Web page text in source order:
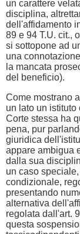
un carattere
disciplina,
dell'affidamento
89 e 94 T.U. cit.,
si sottopone ad
una
la mancata
del beneficio).
Come mostrano
un lato un
Corte stessa ha
pena, pur
giuridica
appare ambigua
dalla sua
un caso
condizionale,
presentando
alternativa
regolata dall'art.
questa